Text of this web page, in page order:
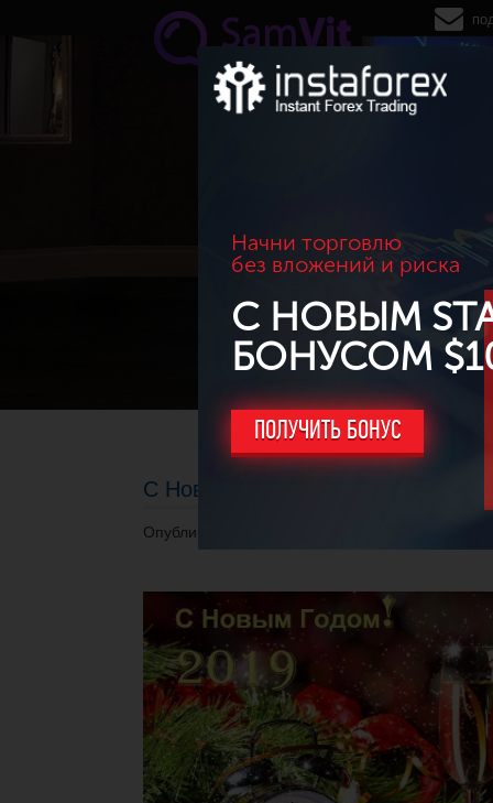
Перейти к основному содержанию
Начни торговлю
без вложений и риска
С НОВЫМ
БОНУСОМ
ПОЛУЧИТЬ БОНУС
С Новым годом!!!
Опубликовано 31.12.2018 в 12:10.